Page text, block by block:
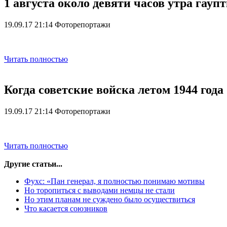
1 августа около девяти часов утра
19.09.17 21:14 Фоторепортажи
Читать полностью
Когда советские войска летом 1944 года
19.09.17 21:14 Фоторепортажи
Читать полностью
Другие статьи...
Фухс: «Пан генерал, я полностью понимаю мотивы
Но торопиться с выводами немцы не стали
Но этим планам не суждено было осуществиться
Что касается союзников